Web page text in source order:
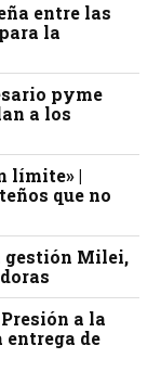
entre las
la
pyme
a los
límite» |
que no
gestión Milei,
a la
entrega de